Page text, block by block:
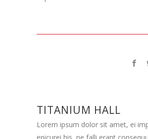
TITANIUM HALL
Lorem ipsum dolor sit amet, ei